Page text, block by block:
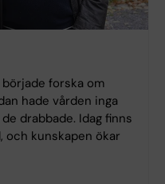
forska om
hade vården inga
drabbade. Idag finns
och kunskapen ökar